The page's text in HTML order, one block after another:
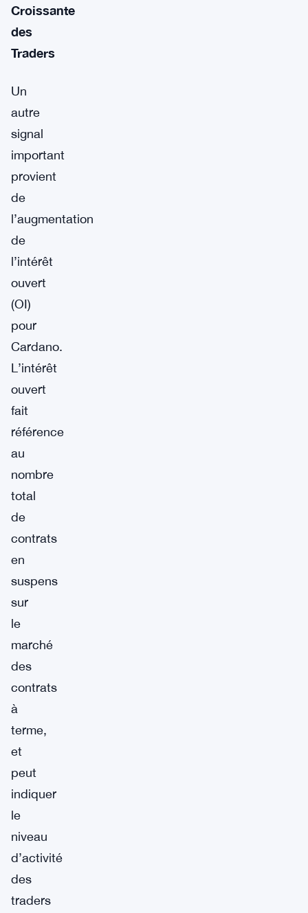
Croissante
des
Traders
Un
autre
signal
important
provient
de
l’augmentation
de
l’intérêt
ouvert
(OI)
pour
Cardano.
L’intérêt
ouvert
fait
référence
au
nombre
total
de
contrats
en
suspens
sur
le
marché
des
contrats
à
terme,
et
peut
indiquer
le
niveau
d’activité
des
traders